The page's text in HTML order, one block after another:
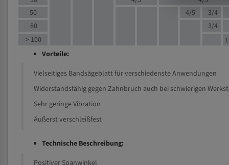
50
4/5 3/4
80
3/4
> 100
Vorteile:
Vielseitiges Bandsägeblatt für verschiedenste Anwendungen
Widerstandsfähig gegen Zahnbruch auch bei schwierigen
Sehr geringe Vibration
Äußerst verschleißfest
Technische Beschreibung:
Positiver Spanwinkel